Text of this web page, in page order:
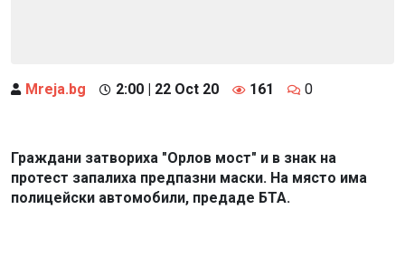
Mreja.bg 2:00 | 22 Oct 20 161 0
Граждани затвориха "Орлов мост" и в знак на
протест запалиха предпазни маски. На място има
полицейски автомобили, предаде БТА.